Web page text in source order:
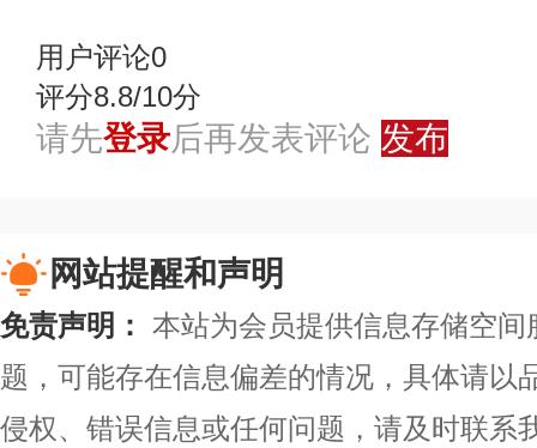
用户评论0
评分8.8/10分
请先登录后再发表评论 发布
网站提醒和声明
免责声明： 本站为会员提供信息存储空
题，可能存在信息偏差的情况，具体请以
侵权、错误信息或任何问题，请及时联系